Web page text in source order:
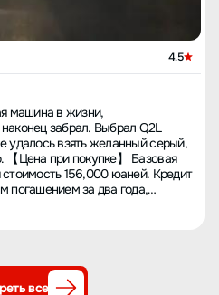
4.5
машина в жизни,
забрал. Выбрал Q2L
удалось взять желанный серый,
156,000 юаней. Кредит
погашением за два года,
балл, особенно
труда. 【Расход
все